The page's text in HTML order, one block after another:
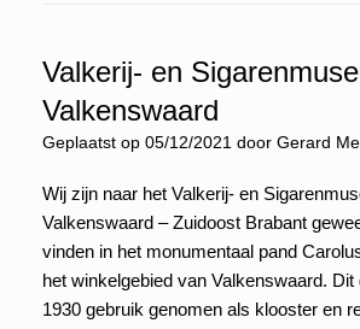
Valkerij- en
Valkenswaard
Geplaatst op 05/12/2021 door Gerard
Wij zijn naar het Valkerij- en
Valkenswaard – Zuidoost Brabant
vinden in het monumentaal pand
het winkelgebied van Valkenswaard.
1930 gebruik genomen als klooster en